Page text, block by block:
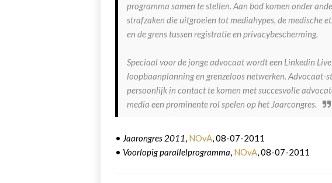
programma samen te stellen. Aan bod komen onder
strafzaken die uitgroeien tot mediahypes, de medische
en de grens tussen registratie en privacybescherming.
Speciaal voor de jonge advocaat wordt een Linkedin
loopbaanplanning en grenzeloos netwerken. Advocaat-
persoonlijk in contact te komen met succesvolle
media een prominente rol spelen op het Jaarcongres.
• Jaarongres 2011, NOvA, 08-07-2011
• Voorlopig parallelprogramma, NOvA, 08-07-2011